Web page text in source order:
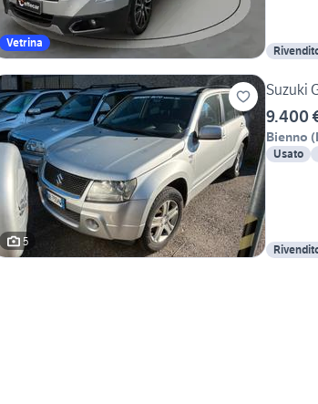
Vetrina
5
Suzuki
9.400
Bienno (
Usato